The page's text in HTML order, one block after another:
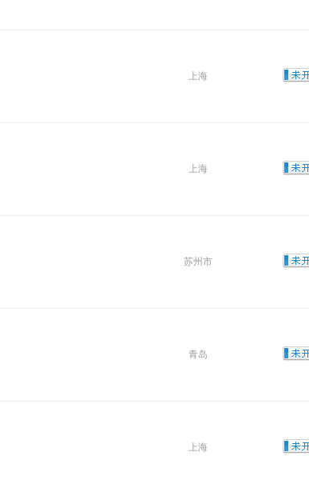
上海
上海
苏州市
青岛
上海